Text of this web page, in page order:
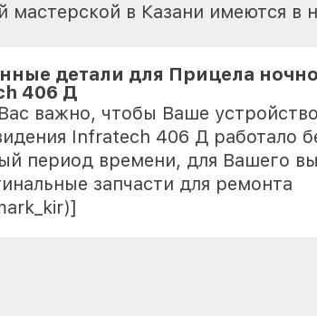
мастерской в Казани имеются в
детали для Прицела
406 Д
важно, чтобы Ваше
Infratech 406 Д работало
период времени, для Вашего
запчасти для ремонта